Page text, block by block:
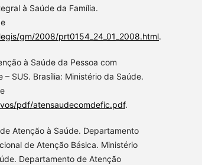
à Saúde da Família.
gm/2008/prt0154_24_01_2008.html.
à Saúde da Pessoa com
SUS. Brasília: Ministério da Saúde.
pdf/atensaudecomdefic.pdf.
Atenção à Saúde. Departamento
de Atenção Básica. Ministério
Departamento de Atenção